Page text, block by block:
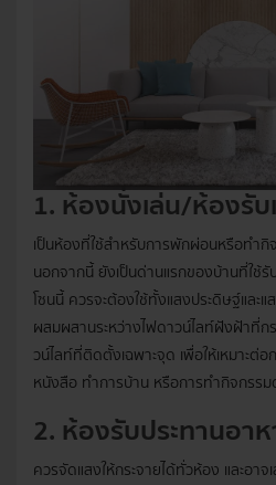
1. ห้องนั่งเล่น/ห้องรั
เป็นห้องที่ใช้สำหรับการพักผ่อนหรือทำ
นอกจากนี้ ยังเป็นด่านแรกของบ้านที่ใช้รั
โซนนี้ ควรจะต้องใช้ทั้งแสงประดิษฐ์และ
ผสมผสานระหว่างไฟดาวน์ไลท์ฝังฝ้าที่ก
วน์ไลท์ที่ติดตั้งเฉพาะจุด เพื่อให้เหมาะต่
หนังสือ ทำการบ้าน หรือการทำกิจกรร
2. ห้องรับประทานอาห
ควรจัดแสงให้กระจายได้ทั่วห้อง และอาจ